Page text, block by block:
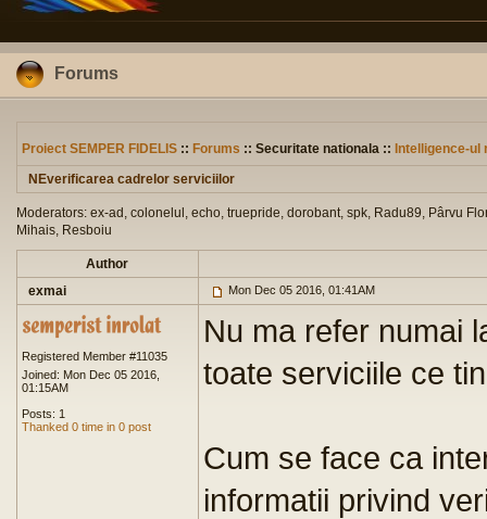
Forums
Proiect SEMPER FIDELIS :: Forums :: Securitate nationala :: Intelligence-ul
NEverificarea cadrelor serviciilor
Moderators: ex-ad, colonelul, echo, truepride, dorobant, spk, Radu89, Pârvu
Mihais, Resboiu
Author
exmai
Mon Dec 05 2016, 01:41AM
Registered Member #11035
Joined: Mon Dec 05 2016,
01:15AM
Posts: 1
Thanked 0 time in 0 post
Nu ma refer numai
toate serviciile ce
Cum se face ca
informatii privind